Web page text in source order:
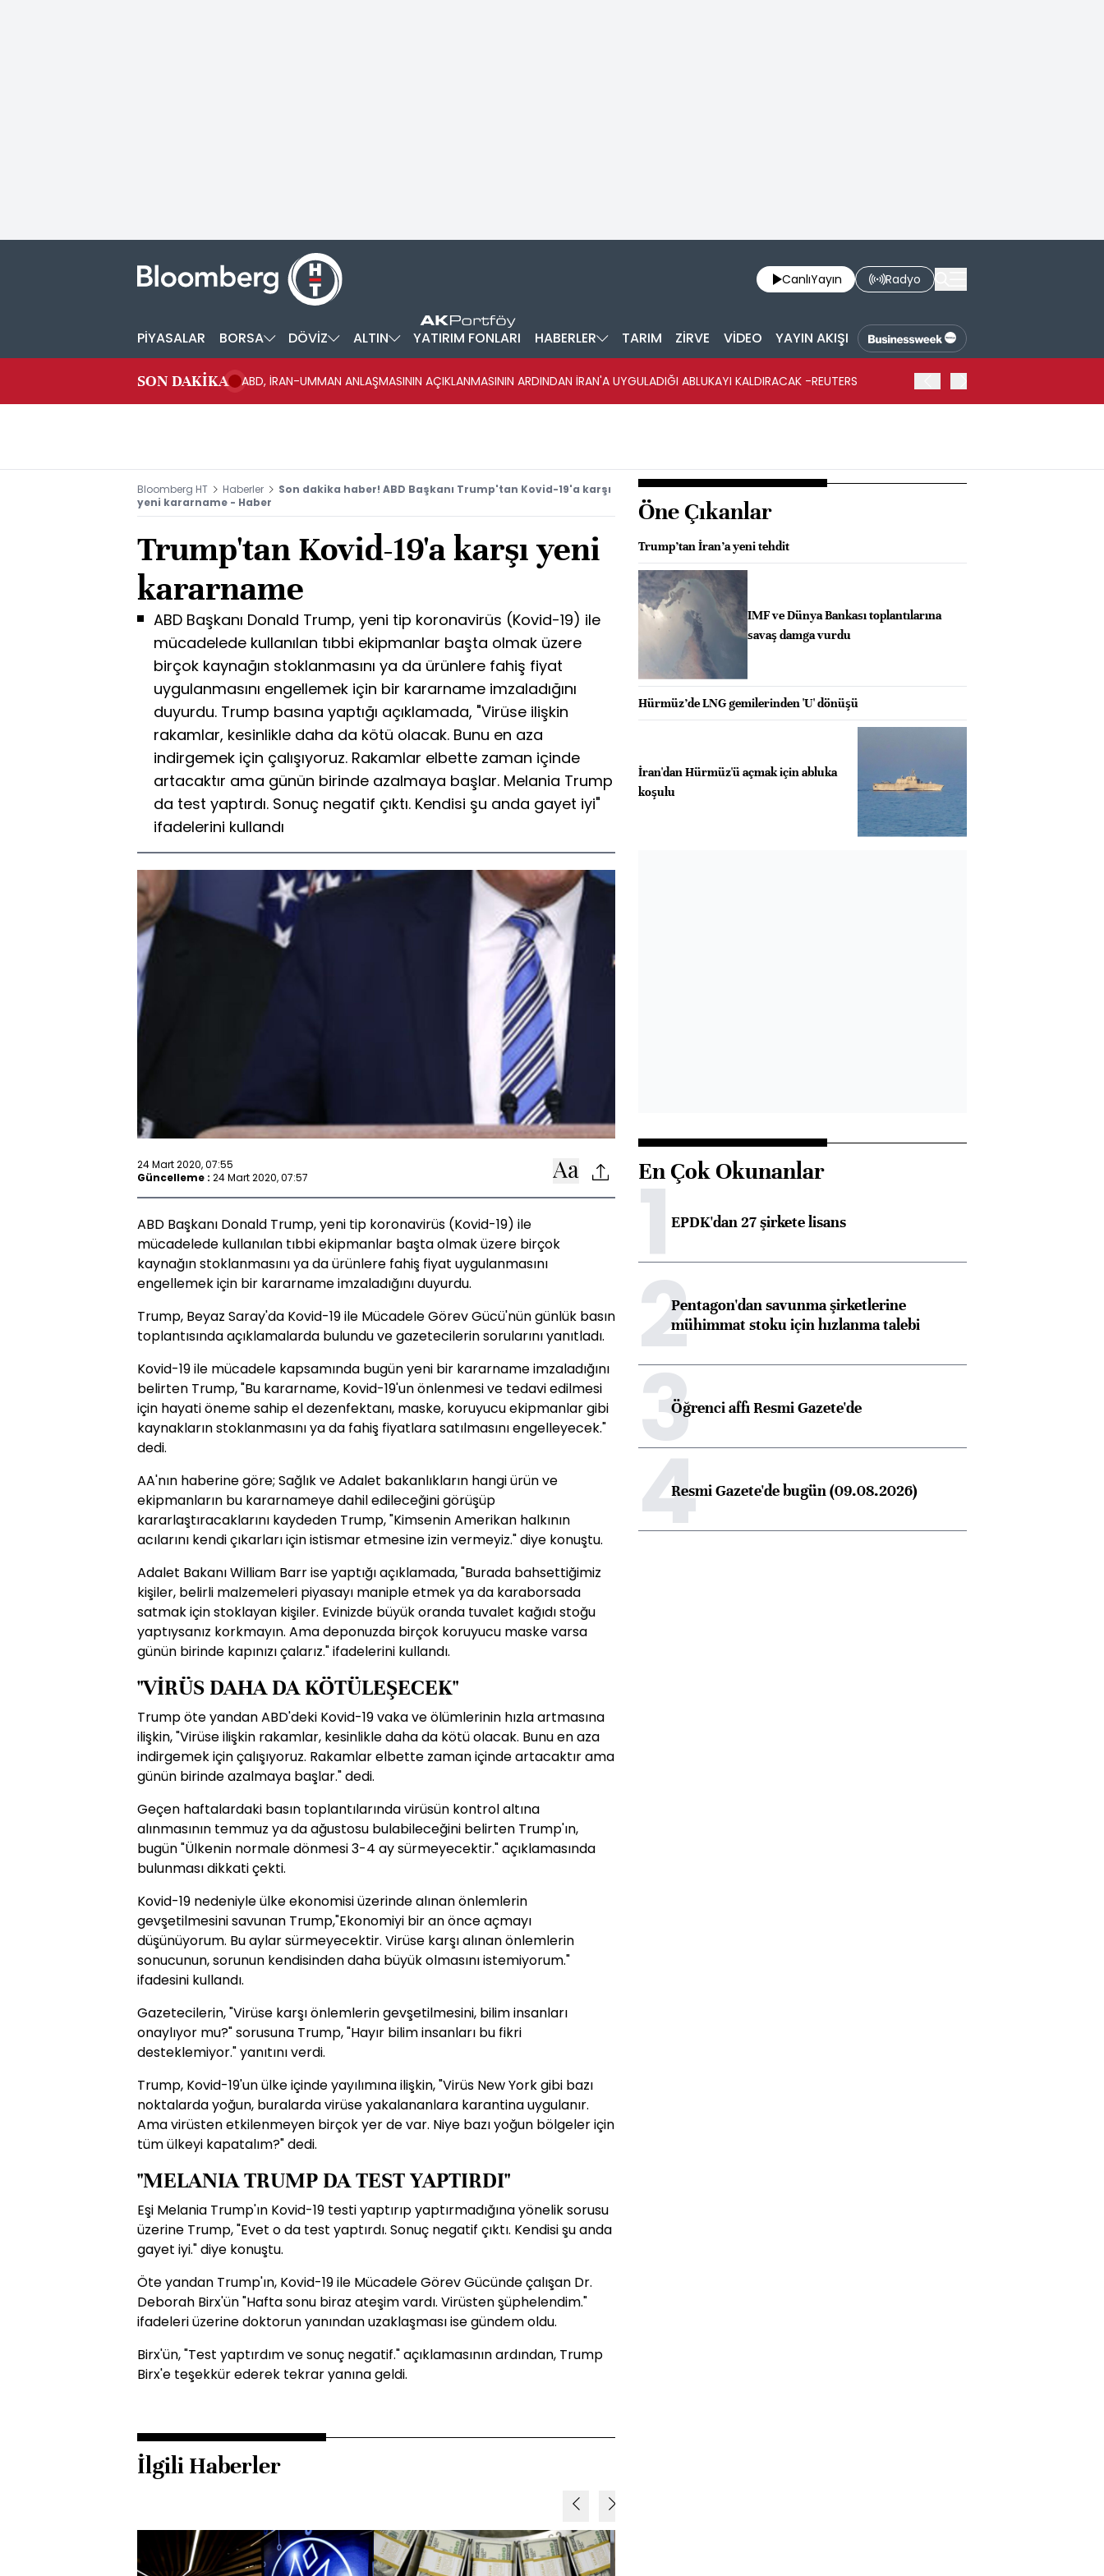
CanlıYayın Radyo
PİYASALAR BORSA DÖVİZ ALTIN YATIRIM FONLARI HABERLER TARIM ZİRVE VİDEO YAYIN AKIŞI
SON DAKİKA ABD, İRAN-UMMAN ANLAŞMASININ AÇIKLANMASININ ARDINDAN İRAN'A UYGULADIĞI ABLUKAYI KALDIRACAK -REUTERS
Bloomberg HT Haberler
Son dakika haber! ABD Başkanı Trump'tan Kovid-19'a karşı
yeni kararname - Haber
Trump'tan Kovid-19'a karşı yeni
kararname
ABD Başkanı Donald Trump, yeni tip koronavirüs (Kovid-19) ile
mücadelede kullanılan tıbbi ekipmanlar başta olmak üzere
birçok kaynağın stoklanmasını ya da ürünlere fahiş fiyat
uygulanmasını engellemek için bir kararname imzaladığını
duyurdu. Trump basına yaptığı açıklamada, "Virüse ilişkin
rakamlar, kesinlikle daha da kötü olacak. Bunu en aza
indirgemek için çalışıyoruz. Rakamlar elbette zaman içinde
artacaktır ama günün birinde azalmaya başlar. Melania Trump
da test yaptırdı. Sonuç negatif çıktı. Kendisi şu anda gayet iyi"
ifadelerini kullandı
24 Mart 2020, 07:55
Güncelleme : 24 Mart 2020, 07:57
ABD Başkanı Donald Trump, yeni tip koronavirüs (Kovid-19) ile
mücadelede kullanılan tıbbi ekipmanlar başta olmak üzere birçok
kaynağın stoklanmasını ya da ürünlere fahiş fiyat uygulanmasını
engellemek için bir kararname imzaladığını duyurdu.
Trump, Beyaz Saray'da Kovid-19 ile Mücadele Görev Gücü'nün günlük basın
toplantısında açıklamalarda bulundu ve gazetecilerin sorularını yanıtladı.
Kovid-19 ile mücadele kapsamında bugün yeni bir kararname imzaladığını
belirten Trump, "Bu kararname, Kovid-19'un önlenmesi ve tedavi edilmesi
için hayati öneme sahip el dezenfektanı, maske, koruyucu ekipmanlar gibi
kaynakların stoklanmasını ya da fahiş fiyatlara satılmasını engelleyecek."
dedi.
AA'nın haberine göre; Sağlık ve Adalet bakanlıkların hangi ürün ve
ekipmanların bu kararnameye dahil edileceğini görüşüp
kararlaştıracaklarını kaydeden Trump, "Kimsenin Amerikan halkının
acılarını kendi çıkarları için istismar etmesine izin vermeyiz." diye konuştu.
Adalet Bakanı William Barr ise yaptığı açıklamada, "Burada bahsettiğimiz
kişiler, belirli malzemeleri piyasayı maniple etmek ya da karaborsada
satmak için stoklayan kişiler. Evinizde büyük oranda tuvalet kağıdı stoğu
yaptıysanız korkmayın. Ama deponuzda birçok koruyucu maske varsa
günün birinde kapınızı çalarız." ifadelerini kullandı.
"VİRÜS DAHA DA KÖTÜLEŞECEK"
Trump öte yandan ABD'deki Kovid-19 vaka ve ölümlerinin hızla artmasına
ilişkin, "Virüse ilişkin rakamlar, kesinlikle daha da kötü olacak. Bunu en aza
indirgemek için çalışıyoruz. Rakamlar elbette zaman içinde artacaktır ama
günün birinde azalmaya başlar." dedi.
Geçen haftalardaki basın toplantılarında virüsün kontrol altına
alınmasının temmuz ya da ağustosu bulabileceğini belirten Trump'ın,
bugün "Ülkenin normale dönmesi 3-4 ay sürmeyecektir." açıklamasında
bulunması dikkati çekti.
Kovid-19 nedeniyle ülke ekonomisi üzerinde alınan önlemlerin
gevşetilmesini savunan Trump,"Ekonomiyi bir an önce açmayı
düşünüyorum. Bu aylar sürmeyecektir. Virüse karşı alınan önlemlerin
sonucunun, sorunun kendisinden daha büyük olmasını istemiyorum."
ifadesini kullandı.
Gazetecilerin, "Virüse karşı önlemlerin gevşetilmesini, bilim insanları
onaylıyor mu?" sorusuna Trump, "Hayır bilim insanları bu fikri
desteklemiyor." yanıtını verdi.
Trump, Kovid-19'un ülke içinde yayılımına ilişkin, "Virüs New York gibi bazı
noktalarda yoğun, buralarda virüse yakalananlara karantina uygulanır.
Ama virüsten etkilenmeyen birçok yer de var. Niye bazı yoğun bölgeler için
tüm ülkeyi kapatalım?" dedi.
"MELANIA TRUMP DA TEST YAPTIRDI"
Eşi Melania Trump'ın Kovid-19 testi yaptırıp yaptırmadığına yönelik sorusu
üzerine Trump, "Evet o da test yaptırdı. Sonuç negatif çıktı. Kendisi şu anda
gayet iyi." diye konuştu.
Öte yandan Trump'ın, Kovid-19 ile Mücadele Görev Gücünde çalışan Dr.
Deborah Birx'ün "Hafta sonu biraz ateşim vardı. Virüsten şüphelendim."
ifadeleri üzerine doktorun yanından uzaklaşması ise gündem oldu.
Birx'ün, "Test yaptırdım ve sonuç negatif." açıklamasının ardından, Trump
Birx'e teşekkür ederek tekrar yanına geldi.
İlgili Haberler
Öne Çıkanlar
Trump’tan İran’a yeni tehdit
IMF ve Dünya Bankası toplantılarına
savaş damga vurdu
Hürmüz’de LNG gemilerinden 'U' dönüşü
İran'dan Hürmüz'ü açmak için abluka
koşulu
En Çok Okunanlar
1EPDK'dan 27 şirkete lisans
2Pentagon'dan savunma şirketlerine
mühimmat stoku için hızlanma talebi
3Öğrenci affı Resmi Gazete'de
4Resmi Gazete'de bugün (09.08.2026)